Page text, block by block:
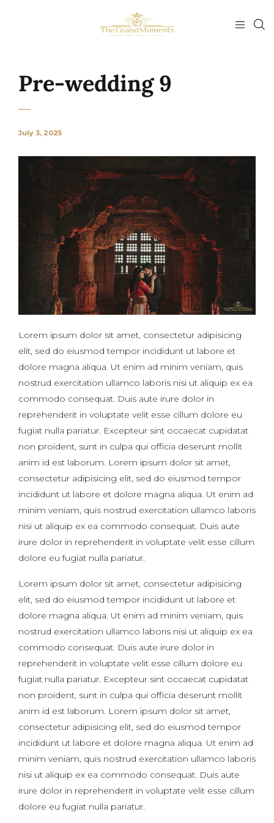
Pre-wedding 9
July 3, 2025
Lorem ipsum dolor sit amet, consectetur adipisicing
elit, sed do eiusmod tempor incididunt ut labore et
dolore magna aliqua. Ut enim ad minim veniam, quis
nostrud exercitation ullamco laboris nisi ut aliquip ex ea
commodo consequat. Duis aute irure dolor in
reprehenderit in voluptate velit esse cillum dolore eu
fugiat nulla pariatur. Excepteur sint occaecat cupidatat
non proident, sunt in culpa qui officia deserunt mollit
anim id est laborum. Lorem ipsum dolor sit amet,
consectetur adipisicing elit, sed do eiusmod tempor
incididunt ut labore et dolore magna aliqua. Ut enim ad
minim veniam, quis nostrud exercitation ullamco laboris
nisi ut aliquip ex ea commodo consequat. Duis aute
irure dolor in reprehenderit in voluptate velit esse cillum
dolore eu fugiat nulla pariatur.
Lorem ipsum dolor sit amet, consectetur adipisicing
elit, sed do eiusmod tempor incididunt ut labore et
dolore magna aliqua. Ut enim ad minim veniam, quis
nostrud exercitation ullamco laboris nisi ut aliquip ex ea
commodo consequat. Duis aute irure dolor in
reprehenderit in voluptate velit esse cillum dolore eu
fugiat nulla pariatur. Excepteur sint occaecat cupidatat
non proident, sunt in culpa qui officia deserunt mollit
anim id est laborum. Lorem ipsum dolor sit amet,
consectetur adipisicing elit, sed do eiusmod tempor
incididunt ut labore et dolore magna aliqua. Ut enim ad
minim veniam, quis nostrud exercitation ullamco laboris
nisi ut aliquip ex ea commodo consequat. Duis aute
irure dolor in reprehenderit in voluptate velit esse cillum
dolore eu fugiat nulla pariatur.